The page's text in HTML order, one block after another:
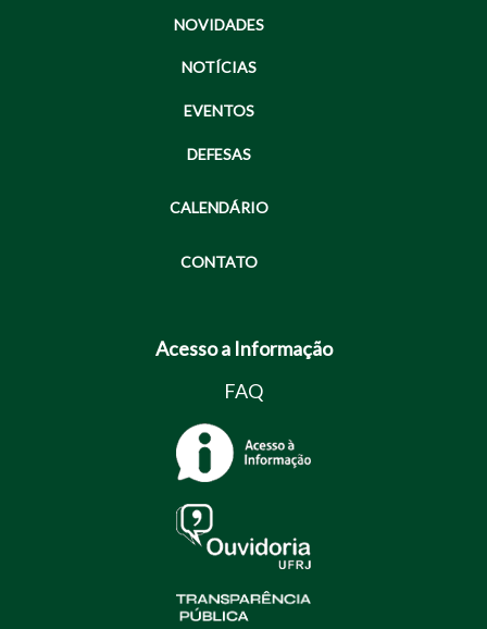
NOVIDADES
NOTÍCIAS
EVENTOS
DEFESAS
CALENDÁRIO
CONTATO
Acesso a Informação
FAQ